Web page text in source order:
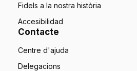
Fidels a la nostra història
Accesibilidad
Contacte
Centre d'ajuda
Delegacions